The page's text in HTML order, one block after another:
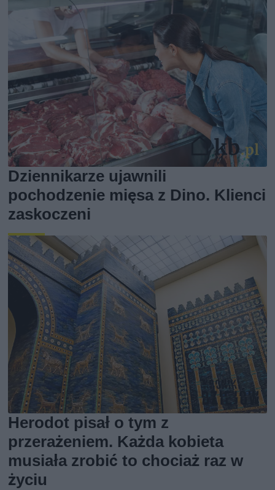
Dziennikarze ujawnili
pochodzenie mięsa z Dino. Klienci
zaskoczeni
Herodot pisał o tym z
przerażeniem. Każda kobieta
musiała zrobić to chociaż raz w
życiu